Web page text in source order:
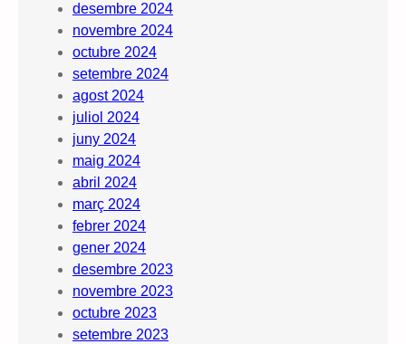
desembre 2024
novembre 2024
octubre 2024
setembre 2024
agost 2024
juliol 2024
juny 2024
maig 2024
abril 2024
març 2024
febrer 2024
gener 2024
desembre 2023
novembre 2023
octubre 2023
setembre 2023